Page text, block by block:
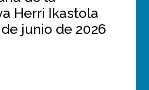
Herri Ikastola
junio de 2026